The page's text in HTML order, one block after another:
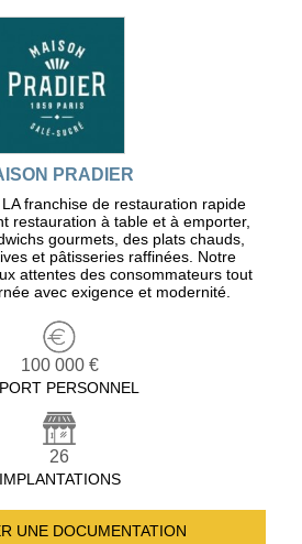
PRADIER
franchise de restauration rapide
restauration à table et à emporter,
gourmets, des plats chauds,
et pâtisseries raffinées. Notre
attentes des consommateurs tout
avec exigence et modernité.
100 000 €
PERSONNEL
26
IMPLANTATIONS
UNE DOCUMENTATION